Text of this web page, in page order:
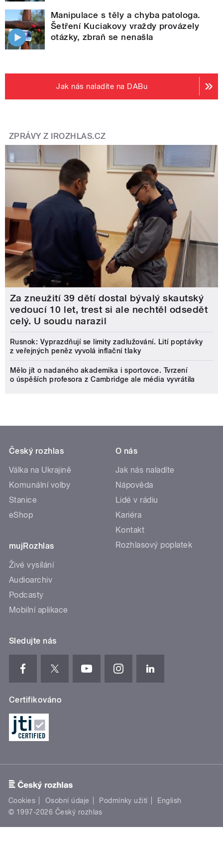
Manipulace s těly a chyba patologa.
Šetření Kuciakovy vraždy provázely
otázky, zbraň se nenašla
Jak nás naladíte na DABu
ZPRÁVY Z IROZHLAS.CZ
Za zneužití 39 dětí dostal bývalý skautský
vedoucí 10 let, trest si ale nechtěl odsedět
celý. U soudu narazil
Rusnok: Vyprazdňují se limity zadlužování. Lití poptávky
z veřejných peněz vyvolá inflační tlaky
Mělo jít o nadaného akademika i sportovce. Tvrzení
o úspěších profesora z Cambridge ale média vyvrátila
Český rozhlas
Válka na Ukrajině
Komunální volby
Stanice
eShop
mujRozhlas
Živé vysílání
Audioarchiv
Podcasty
Mobilní aplikace
O nás
Jak nás naladíte
Nápověda
Lidé v rádiu
Kariéra
Kontakt
Rozhlasový poplatek
Sledujte nás
Certifikováno
Cookies Osobní údaje Podmínky užití
English
© 1997-2026 Český rozhlas